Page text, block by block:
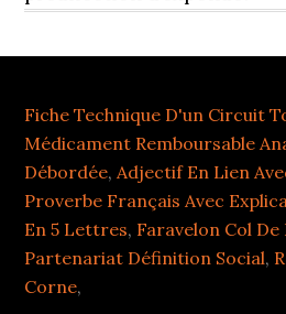
Fiche Technique D'un Circuit
Médicament Remboursable
Débordée,Adjectif En Lien
Proverbe Français Avec
En 5 Lettres, Faravelon Col
Partenariat Définition Social,
Corne,